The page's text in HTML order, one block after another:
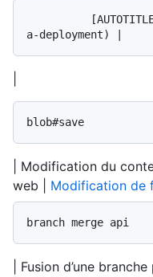
blob#save
| Modification du
web | Modification de
branch merge api
| Fusion d’une